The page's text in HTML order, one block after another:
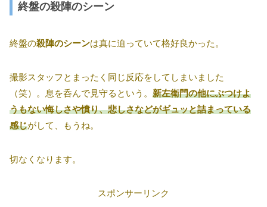
終盤の殺陣のシーン
終盤の殺陣のシーンは真に迫っていて格好良かった。
撮影スタッフとまったく同じ反応をしてしまいました
（笑）。息を呑んで見守るという。 新左衛門の他にぶつけよ
うもない悔しさや憤り、悲しさなどがギュッと詰まっている
感じがして、もうね。
切なくなります。
スポンサーリンク